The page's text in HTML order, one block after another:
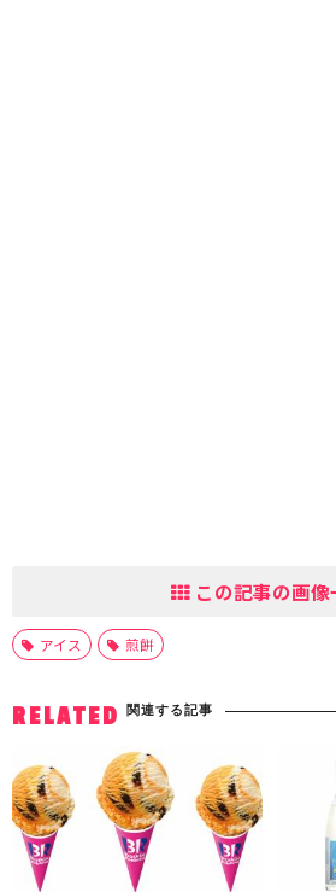
この記事の画像
アイス 煎餅
RELATED 関連する記事